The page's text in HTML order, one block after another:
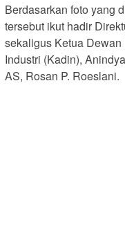
Berdasarkan foto yang
tersebut ikut hadir
sekaligus Ketua
Industri (Kadin),
AS, Rosan P. Roeslani.